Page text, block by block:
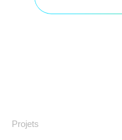
Projets